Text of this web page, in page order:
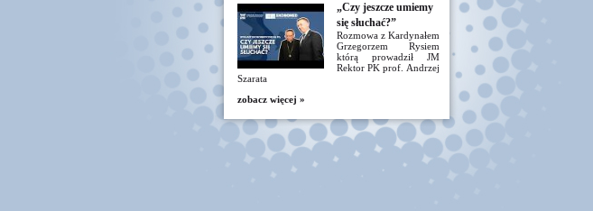
„Czy jeszcze umiemy
się słuchać?”
Rozmowa z Kardynałem
Grzegorzem Rysiem
którą prowadził JM
Rektor PK prof. Andrzej
Szarata
zobacz więcej »